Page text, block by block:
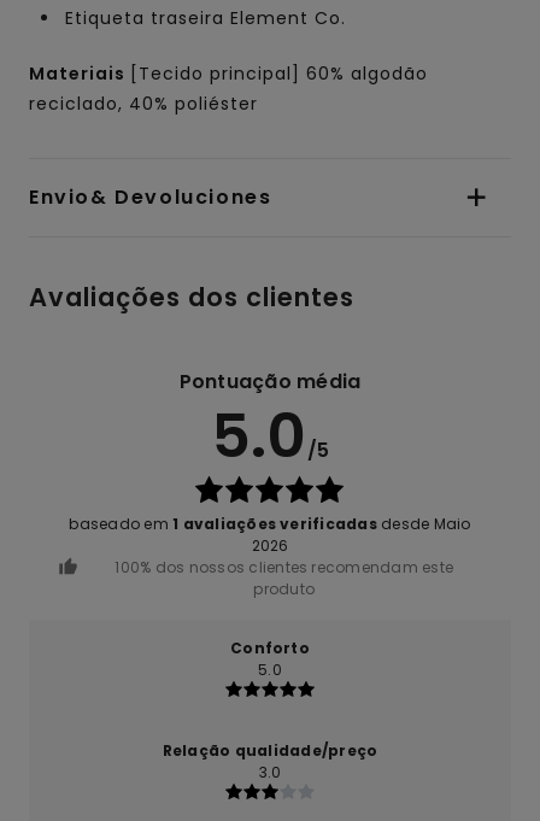
Etiqueta traseira Element Co.
Materiais
[Tecido principal] 60% algodão
reciclado, 40% poliéster
Envio& Devoluciones
Avaliações dos clientes
Pontuação média
5.0 /5
baseado em 1 avaliações verificadasdesde Maio
2026
100% dos nossos clientes recomendam este
produto
Conforto
5.0
Relação qualidade/preço
3.0